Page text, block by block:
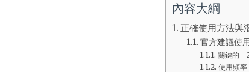
內容大綱
正確使用方法與
官方建議使
關鍵的「
使用頻率